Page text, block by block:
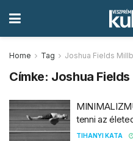
Home Tag Joshua Fields
Címke: Joshua
tenni az
TIHANYI KATA